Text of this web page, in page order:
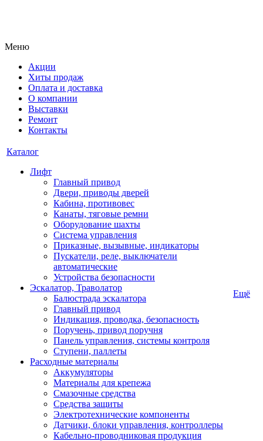
Меню
Акции
Хиты продаж
Оплата и доставка
О компании
Выставки
Ремонт
Контакты
Каталог
Лифт
Главный привод
Двери, приводы дверей
Кабина, противовес
Канаты, тяговые ремни
Оборудование шахты
Система управления
Приказные, вызывные, индикаторы
Пускатели, реле, выключатели
автоматические
Устройства безопасности
Эскалатор, Траволатор
Балюстрада эскалатора
Главный привод
Индикация, проводка, безопасность
Поручень, привод поручня
Панель управления, системы контроля
Ступени, паллеты
Расходные материалы
Аккумуляторы
Материалы для крепежа
Смазочные средства
Средства защиты
Электротехнические компоненты
Датчики, блоки управления, контроллеры
Кабельно-проводниковая продукция
Ещё